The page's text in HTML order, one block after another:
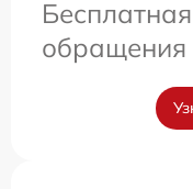
обращения